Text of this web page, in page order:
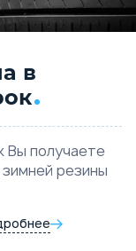
в
Вы получаете
резины